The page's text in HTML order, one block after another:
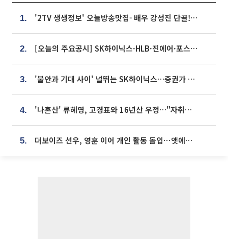
1. '2TV 생생정보' 오늘방송맛집- 배우 강성진 단골! 쌀국수ㆍ푸팟퐁 커리 맛집 '블○○○'
2. [오늘의 주요공시] SK하이닉스·HLB·진에어·포스코홀딩스·네이버·대우건설 등
3. '불안과 기대 사이' 널뛰는 SK하이닉스…증권가 "HBM4·LTA 기반 펀터멘털 견고"
4. '나혼산' 류혜영, 고경표와 16년산 우정…"자취방서 부모님과 마주쳐"
5. 더보이즈 선우, 영훈 이어 개인 활동 돌입⋯앳에어리어와 전속계약